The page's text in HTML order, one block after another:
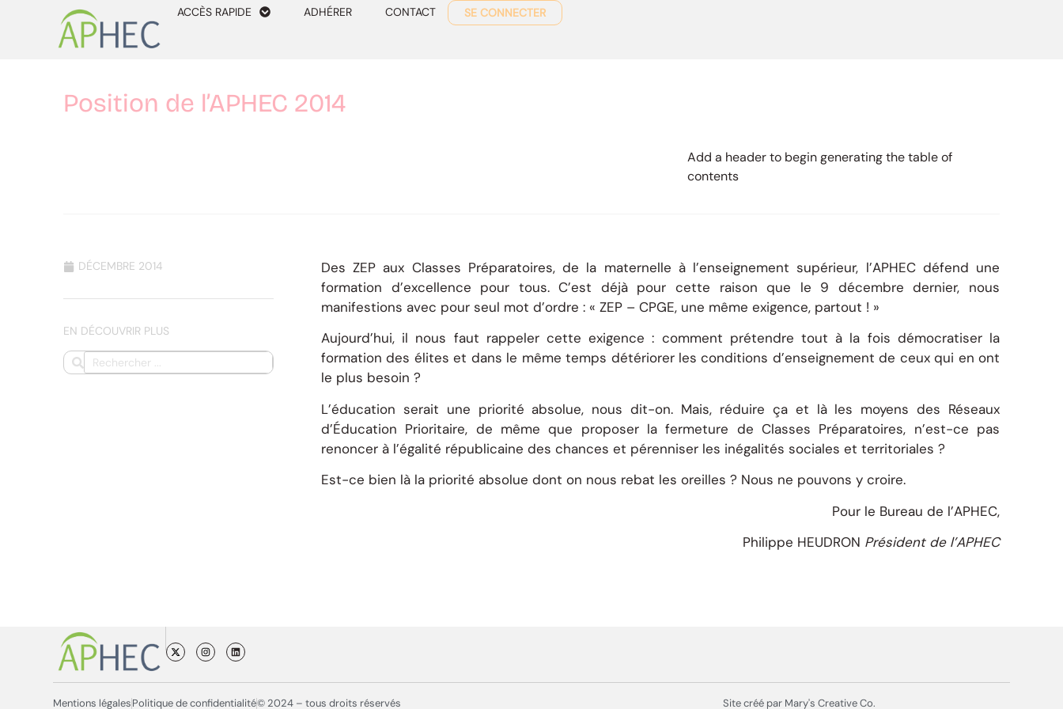
ACCÈS RAPIDE ADHÉRER CONTACT SE CONNECTER
Position de l’APHEC 2014
Add a header to begin generating the table of
contents
DÉCEMBRE 2014
EN DÉCOUVRIR PLUS
Des ZEP aux Classes Préparatoires, de la maternelle à l’enseignement supérieur, l’APHEC défend une
formation d’excellence pour tous. C’est déjà pour cette raison que le 9 décembre dernier, nous
manifestions avec pour seul mot d’ordre : « ZEP – CPGE, une même exigence, partout ! »
Aujourd’hui, il nous faut rappeler cette exigence : comment prétendre tout à la fois démocratiser la
formation des élites et dans le même temps détériorer les conditions d’enseignement de ceux qui en ont
le plus besoin ?
L’éducation serait une priorité absolue, nous dit-on. Mais, réduire ça et là les moyens des Réseaux
d’Éducation Prioritaire, de même que proposer la fermeture de Classes Préparatoires, n’est-ce pas
renoncer à l’égalité républicaine des chances et pérenniser les inégalités sociales et territoriales ?
Est-ce bien là la priorité absolue dont on nous rebat les oreilles ? Nous ne pouvons y croire.
Pour le Bureau de l’APHEC,
Philippe HEUDRON Président de l’APHEC
Mentions légalesPolitique de confidentialité© 2024 – tous droits réservés Site créé par Mary's Creative Co.